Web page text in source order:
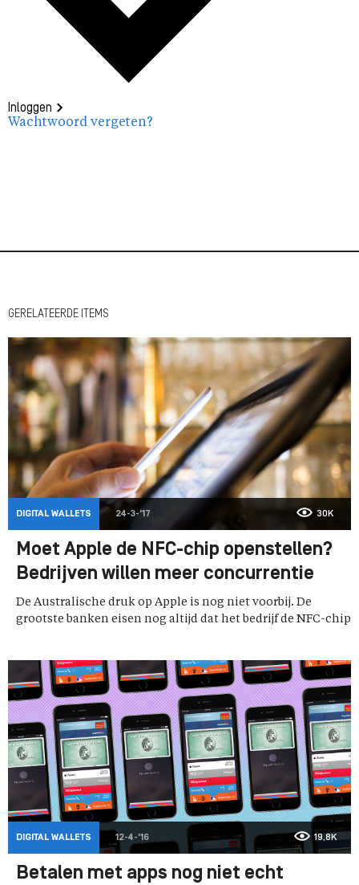
Inloggen
Wachtwoord vergeten?
GERELATEERDE ITEMS
DIGITAL WALLETS 24-3-'17 30K
Moet Apple de NFC-chip openstellen?
Bedrijven willen meer concurrentie
De Australische druk op Apple is nog niet voorbij. De
grootste banken eisen nog altijd dat het bedrijf de NFC-chip
DIGITAL WALLETS 12-4-'16 19,8K
Betalen met apps nog niet echt